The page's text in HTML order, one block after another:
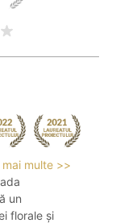
mai multe >>
un
florale și